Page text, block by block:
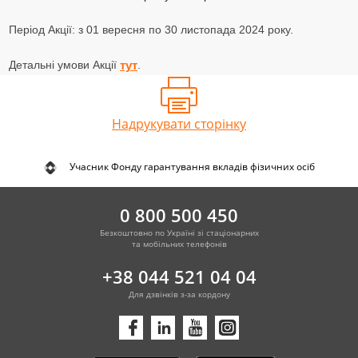
Період Акції: з 01 вересня по 30 листопада 2024 року.
Детальні умови Акції тут
Надрукувати сторінку
Учасник Фонду гарантування вкладів фізичних осіб
0 800 500 450
Безкоштовно по Україні зі стаціонарних
та мобільних телефонів
+38 044 521 04 04
Для дзвінків з-за кордону